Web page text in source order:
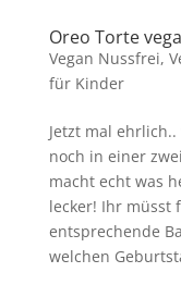
Oreo Torte
Vegan Nussfrei,
für Kinder
Jetzt mal
noch in einer
macht echt was
lecker! Ihr müsst
entsprechende
welchen